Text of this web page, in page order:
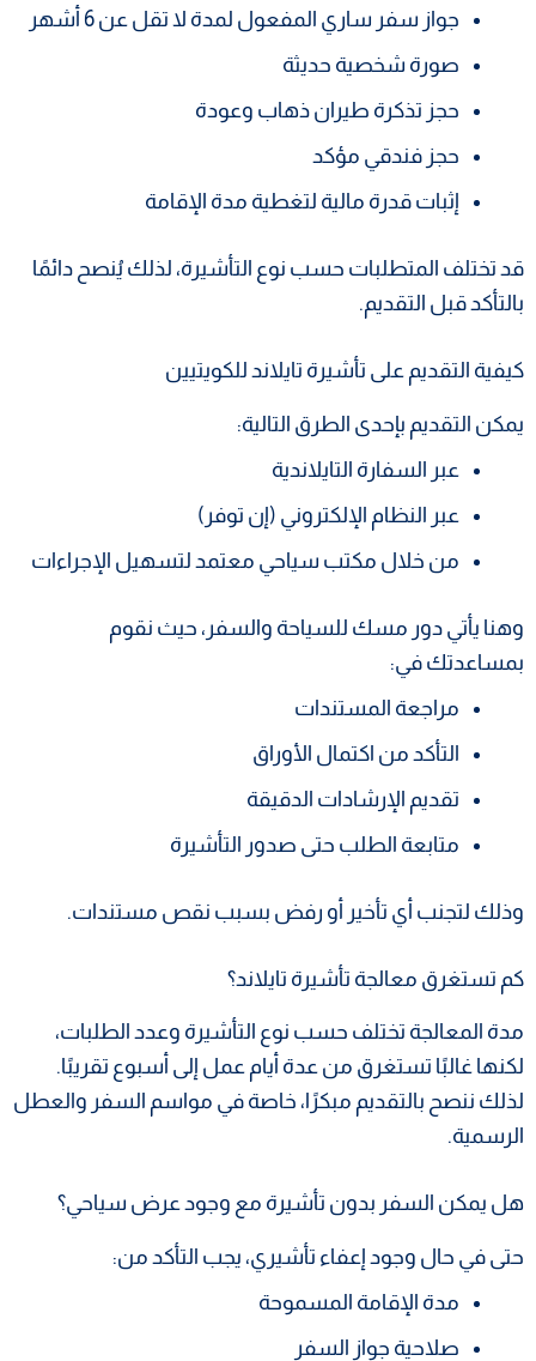
جواز سفر ساري المفعول لمدة لا تقل عن 6 أشهر
صورة شخصية حديثة
حجز تذكرة طيران ذهاب وعودة
حجز فندقي مؤكد
إثبات قدرة مالية لتغطية مدة الإقامة
قد تختلف المتطلبات حسب نوع التأشيرة، لذلك يُنصح دائمًا
بالتأكد قبل التقديم.
كيفية التقديم على تأشيرة تايلاند للكويتيين
يمكن التقديم بإحدى الطرق التالية:
عبر السفارة التايلاندية
عبر النظام الإلكتروني (إن توفر)
من خلال مكتب سياحي معتمد لتسهيل الإجراءات
وهنا يأتي دور مسك للسياحة والسفر، حيث نقوم
بمساعدتك في:
مراجعة المستندات
التأكد من اكتمال الأوراق
تقديم الإرشادات الدقيقة
متابعة الطلب حتى صدور التأشيرة
وذلك لتجنب أي تأخير أو رفض بسبب نقص مستندات.
كم تستغرق معالجة تأشيرة تايلاند؟
مدة المعالجة تختلف حسب نوع التأشيرة وعدد الطلبات،
لكنها غالبًا تستغرق من عدة أيام عمل إلى أسبوع تقريبًا.
لذلك ننصح بالتقديم مبكرًا، خاصة في مواسم السفر والعطل
الرسمية.
هل يمكن السفر بدون تأشيرة مع وجود عرض سياحي؟
حتى في حال وجود إعفاء تأشيري، يجب التأكد من:
مدة الإقامة المسموحة
صلاحية جواز السفر